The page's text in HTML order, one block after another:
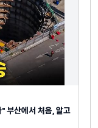
부산에서 처음, 알고